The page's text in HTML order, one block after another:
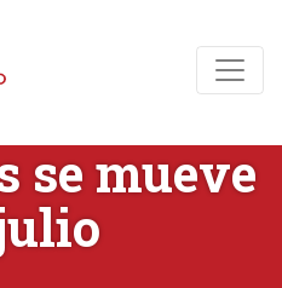
se mueve